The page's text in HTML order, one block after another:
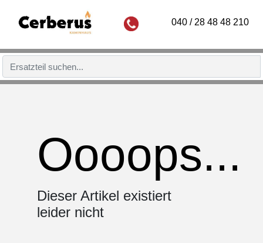
040 / 28 48 48 210
Oooops...
Dieser Artikel existiert
leider nicht